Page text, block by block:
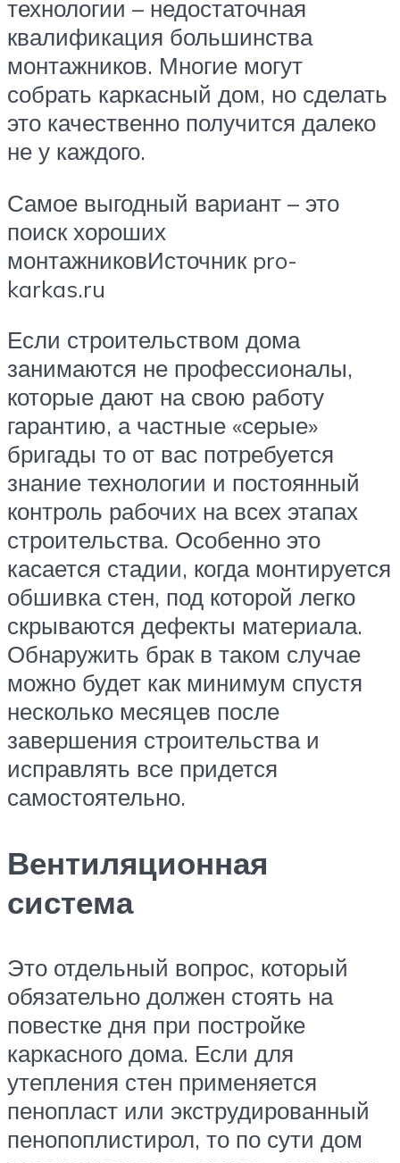
технологии – недостаточная
квалификация большинства
монтажников. Многие могут
собрать каркасный дом, но сделать
это качественно получится далеко
не у каждого.
Самое выгодный вариант – это
поиск хороших
монтажниковИсточник pro-
karkas.ru
Если строительством дома
занимаются не профессионалы,
которые дают на свою работу
гарантию, а частные «серые»
бригады то от вас потребуется
знание технологии и постоянный
контроль рабочих на всех этапах
строительства. Особенно это
касается стадии, когда монтируется
обшивка стен, под которой легко
скрываются дефекты материала.
Обнаружить брак в таком случае
можно будет как минимум спустя
несколько месяцев после
завершения строительства и
исправлять все придется
самостоятельно.
Вентиляционная
система
Это отдельный вопрос, который
обязательно должен стоять на
повестке дня при постройке
каркасного дома. Если для
утепления стен применяется
пенопласт или экструдированный
пенопоплистирол, то по сути дом